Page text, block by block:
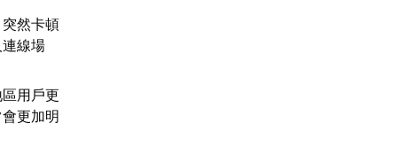
然卡頓
線場
用戶更
更加明